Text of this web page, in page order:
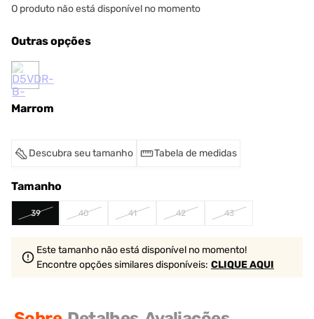
O produto não está disponível no momento
Outras opções
Marrom
Descubra seu tamanho Tabela de medidas
Tamanho
39 40 41 42 43
Este tamanho não está disponível no momento!
Encontre opções similaresdisponíveis: CLIQUE AQUI